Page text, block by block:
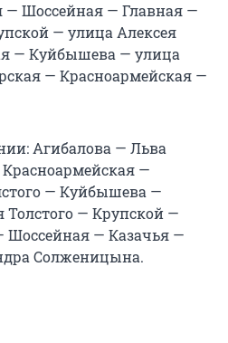
— Шоссейная — Главная —
— улица Алексея
— Куйбышева — улица
— Красноармейская —
Агибалова — Льва
—
— Куйбышева —
Толстого — Крупской —
Шоссейная — Казачья —
Солженицына.